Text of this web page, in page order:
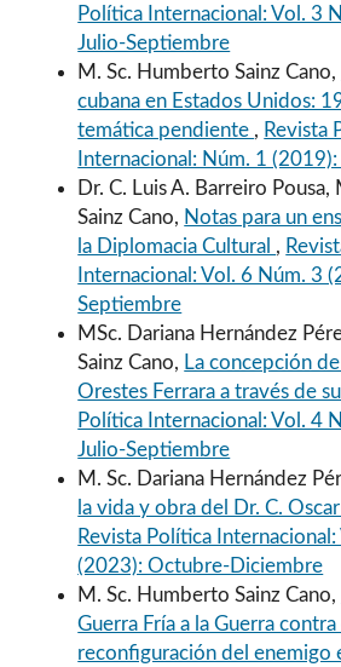
Política Internacional: Vol. 3
Julio-Septiembre
M. Sc. Humberto Sainz Cano,
cubana en Estados Unidos:
temática pendiente , Revista
Internacional: Núm. 1
Dr. C. Luis A. Barreiro
Sainz Cano, Notas para un
la Diplomacia Cultural ,
Internacional: Vol. 6 Núm. 3
Septiembre
MSc. Dariana Hernández
Sainz Cano, La concepción
Orestes Ferrara a través de
Política Internacional: Vol. 4
Julio-Septiembre
M. Sc. Dariana Hernández
la vida y obra del Dr. C.
Revista Política
(2023): Octubre-Diciembre
M. Sc. Humberto Sainz Cano,
Guerra Fría a la Guerra
reconfiguración del enemigo